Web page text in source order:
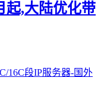
起,大陆优化带